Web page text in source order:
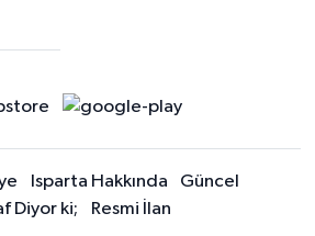
Isparta Hakkında
Güncel
Diyor ki;
Resmi İlan